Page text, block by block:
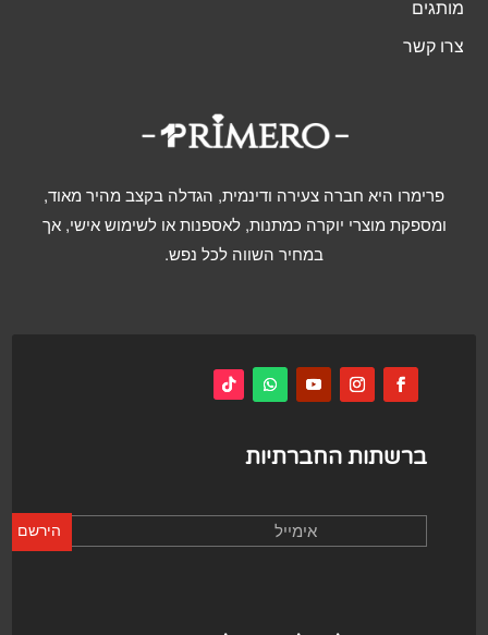
מותגים
צרו קשר
פרימרו היא חברה צעירה ודינמית, הגדלה בקצב מהיר מאוד,
ומספקת מוצרי יוקרה כמתנות, לאספנות או לשימוש אישי, אך
במחיר השווה לכל נפש.
ברשתות החברתיות
הירשם